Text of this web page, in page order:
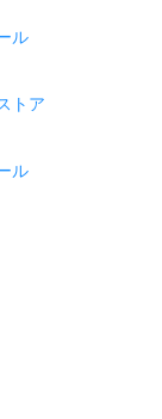
ル
トア
ル